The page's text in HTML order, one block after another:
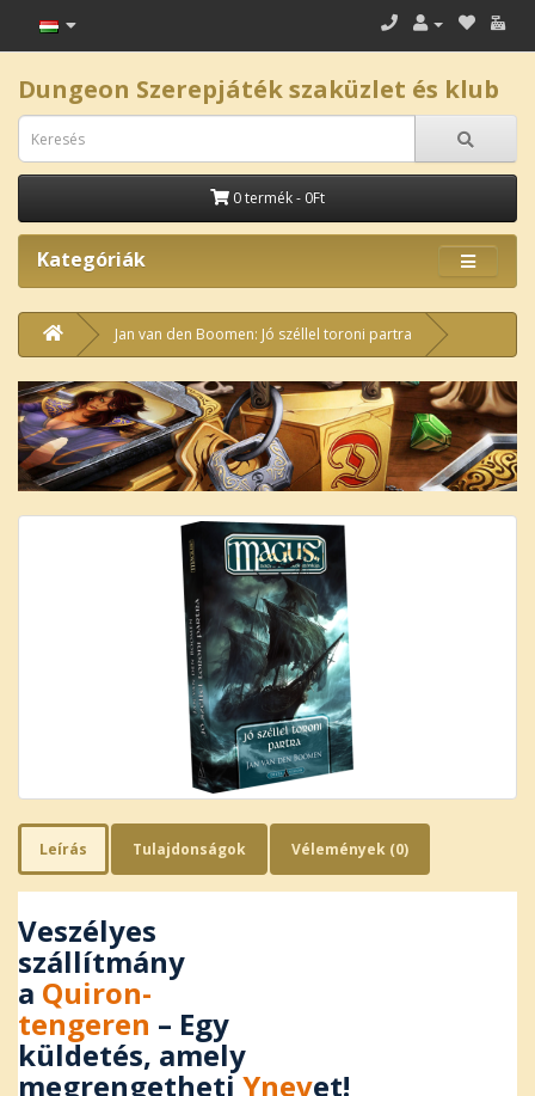
Dungeon Szerepjáték szaküzlet és klub
0 termék - 0Ft
Kategóriák
Jan van den Boomen: Jó széllel toroni partra
Leírás Tulajdonságok Vélemények (0)
Veszélyes
szállítmány
a Quiron-
tengeren – Egy
küldetés, amely
megrengethetiYnevet!